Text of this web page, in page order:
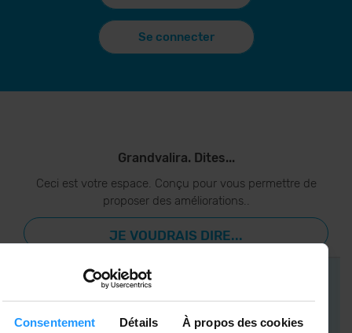
Consentement Détails À propos des cookies
Se connecter
Grandvalira. Dites...
Ceci est votre espace. Conçu pour vous permettre de
proposer des améliorations..
JE VOUDRAIS DIRE...
APP GRANDVALIRA